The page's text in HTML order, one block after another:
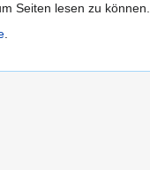
Seiten lesen zu können.
.